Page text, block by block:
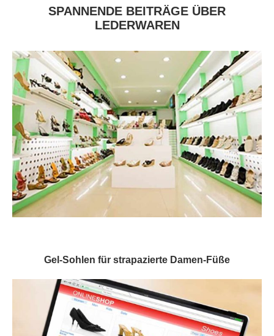
SPANNENDE BEITRÄGE ÜBER
LEDERWAREN
Gel-Sohlen für strapazierte Damen-Füße